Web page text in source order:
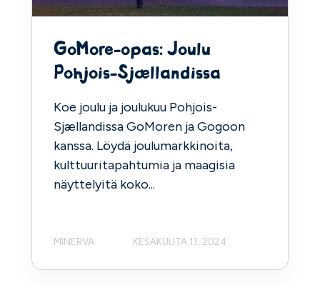
GoMore-opas: Joulu
Pohjois-Sjællandissa
Koe joulu ja joulukuu Pohjois-
Sjællandissa GoMoren ja Gogoon
kanssa. Löydä joulumarkkinoita,
kulttuuritapahtumia ja maagisia
näyttelyitä koko...
MINERVA KESÄKUUTA 13, 2024